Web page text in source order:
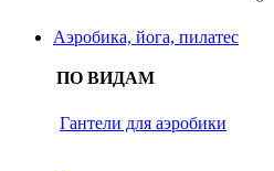
Аэробика, йога, пилатес
ПО ВИДАМ
Гантели для аэробики